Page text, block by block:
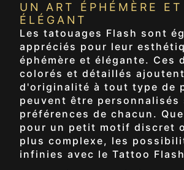
UN ART ÉPHÉMÈRE ET
ÉLÉGANT
Les tatouages Flash sont
appréciés pour leur
éphémère et élégante. Ces
colorés et détaillés
d'originalité à tout type de
peuvent être personnalisés
préférences de chacun.
pour un petit motif discret
plus complexe, les
infinies avec le Tattoo